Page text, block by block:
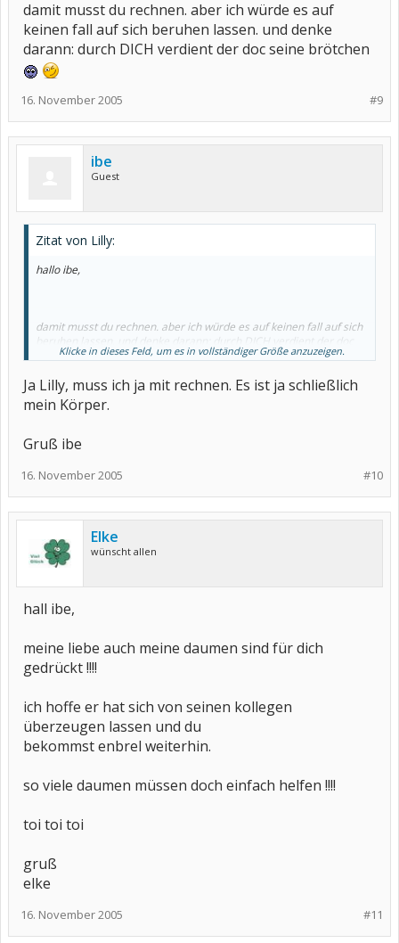
damit musst du rechnen. aber ich würde es auf
keinen fall auf sich beruhen lassen. und denke
darann: durch DICH verdient der doc seine brötchen
#9
16. November 2005
ibe
Guest
Zitat von Lilly:
hallo ibe,
damit musst du rechnen. aber ich würde es auf keinen fall auf sich
beruhen lassen. und denke darann: durch DICH verdient der doc
seine brötchen
Klicke in dieses Feld, um es in vollständiger Größe anzuzeigen.
Ja Lilly, muss ich ja mit rechnen. Es ist ja schließlich
mein Körper.
Gruß ibe
#10
16. November 2005
Elke
wünscht allen
hall ibe,
meine liebe auch meine daumen sind für dich
gedrückt !!!!
ich hoffe er hat sich von seinen kollegen
überzeugen lassen und du
bekommst enbrel weiterhin.
so viele daumen müssen doch einfach helfen !!!!
toi toi toi
gruß
elke
#11
16. November 2005